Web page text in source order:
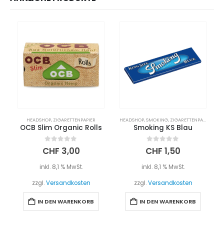
HEADSHOP, ZIGARETTENPAPIER
OCB Slim Organic Rolls
0 out of 5
CHF 3,00
inkl. 8,1 % MwSt.
zzgl.Versandkosten
IN DEN WARENKORB
HEADSHOP,SMOKING, ZIGARETTENPAPIER
Smoking KS Blau
0out of 5
CHF 1,50
inkl. 8,1 % MwSt.
zzgl.Versandkosten
IN DEN WARENKORB